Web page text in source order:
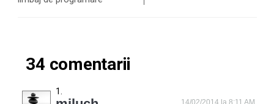
34 comentarii
14/02/2014 la 8:11 AM